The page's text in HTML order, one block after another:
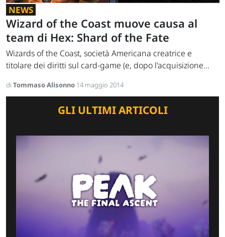
NEWS
Wizard of the Coast muove causa al
team di Hex: Shard of the Fate
Wizards of the Coast, società Americana creatrice e
titolare dei diritti sul card-game (e, dopo l'acquisizione...
di Tommaso Alisonno 14 maggio 2014
GLI ULTIMI ARTICOLI